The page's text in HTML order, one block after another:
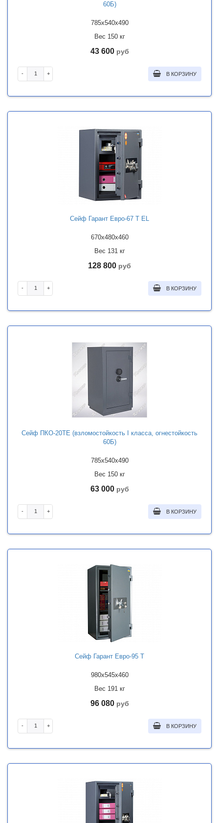
60Б)
785x540x490
Вес 150 кг
43 600 руб
- + В КОРЗИНУ
Сейф Гарант Евро-67 Т EL
670x480x460
Вес 131 кг
128 800 руб
- + В КОРЗИНУ
Сейф ПКО-20ТЕ (взломостойкость I класса, огнестойкость
60Б)
785x540x490
Вес 150 кг
63 000 руб
- + В КОРЗИНУ
Сейф Гарант Евро-95 Т
980x545x460
Вес 191 кг
96 080 руб
- + В КОРЗИНУ